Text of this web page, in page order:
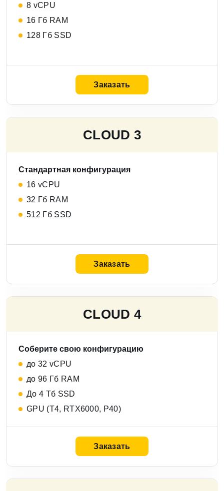
8 vCPU
16 Гб RAM
128 Гб SSD
Заказать
СLOUD 3
Стандартная конфигурация
16 vCPU
32 Гб RAM
512 Гб SSD
Заказать
СLOUD 4
Соберите свою конфигурацию
до 32 vCPU
до 96 Гб RAM
До 4 Тб SSD
GPU (T4, RTX6000, P40)
Заказать